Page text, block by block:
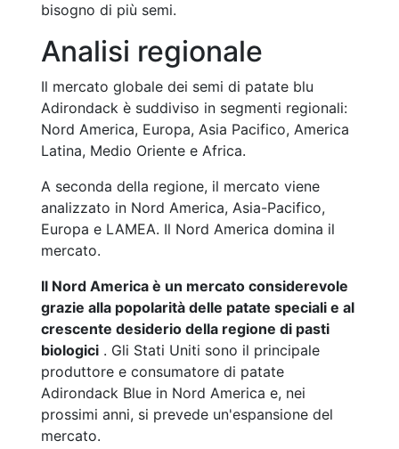
bisogno di più semi.
Analisi regionale
Il mercato globale dei semi di patate blu
Adirondack è suddiviso in segmenti regionali:
Nord America, Europa, Asia Pacifico, America
Latina, Medio Oriente e Africa.
A seconda della regione, il mercato viene
analizzato in Nord America, Asia-Pacifico,
Europa e LAMEA. Il Nord America domina il
mercato.
Il Nord America è un mercato considerevole
grazie alla popolarità delle patate speciali e al
crescente desiderio della regione di pasti
biologici . Gli Stati Uniti sono il principale
produttore e consumatore di patate
Adirondack Blue in Nord America e, nei
prossimi anni, si prevede un'espansione del
mercato.